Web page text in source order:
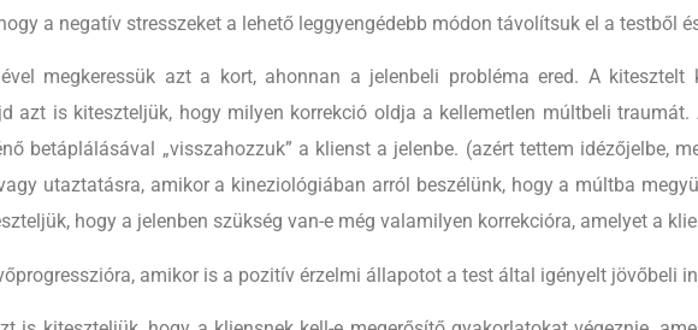
a negatív stresszeket a lehető leggyengédebb módon távolítsuk el a testből
megkeressük azt a kort, ahonnan a jelenbeli probléma ered. A
azt is kiteszteljük, hogy milyen korrekció oldja a kellemetlen múltbeli traumát.
betáplálásával „visszahozzuk” a klienst a jelenbe. (azért tettem idézőjelbe,
utaztatásra, amikor a kineziológiában arról beszélünk, hogy a múltba
hogy a jelenben szükség van-e még valamilyen korrekcióra, amelyet a
amikor is a pozitív érzelmi állapotot a test által igényelt jövőbeli